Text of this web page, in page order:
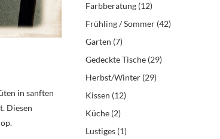
in sanften
Diesen
Farbberatung (12)
Frühling / Sommer (42)
Garten (7)
Gedeckte Tische (29)
Herbst/Winter (29)
Kissen (12)
Küche (2)
Lustiges (1)